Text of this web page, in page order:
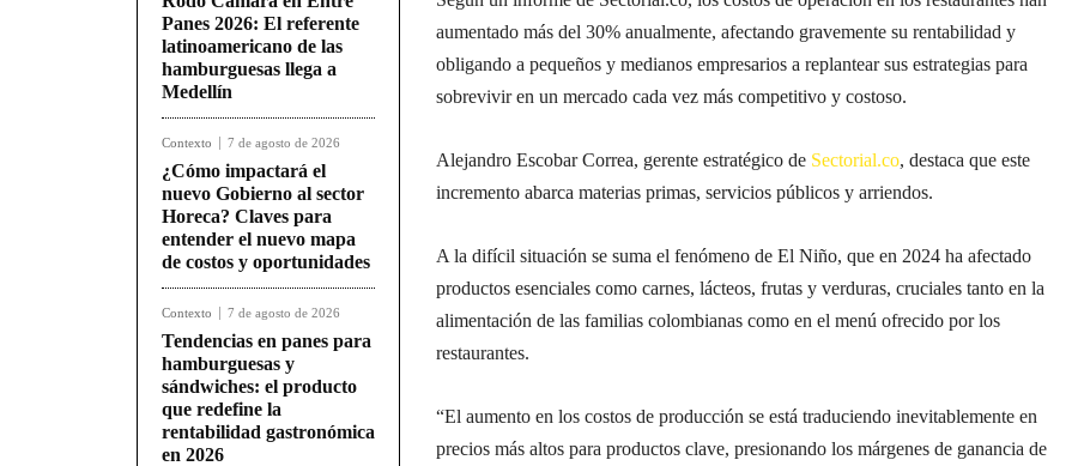
Panes 2026: El referente
latinoamericano de las
hamburguesas llega a
Medellín
Contexto 7 de agosto de 2026
¿Cómo impactará el
nuevo Gobierno al sector
Horeca? Claves para
entender el nuevo mapa
de costos y oportunidades
Contexto 7 de agosto de 2026
Tendencias en panes para
hamburguesas y
sándwiches: el producto
que redefine la
rentabilidad gastronómica
en 2026
aumentado más del 30% anualmente, afectando gravemente su rentabilidad y
obligando a pequeños y medianos empresarios a replantear sus estrategias para
sobrevivir en un mercado cada vez más competitivo y costoso.
Alejandro Escobar Correa, gerente estratégico de Sectorial.co, destaca que este
incremento abarca materias primas, servicios públicos y arriendos.
A la difícil situación se suma el fenómeno de El Niño, que en 2024 ha afectado
productos esenciales como carnes, lácteos, frutas y verduras, cruciales tanto en la
alimentación de las familias colombianas como en el menú ofrecido por los
restaurantes.
“El aumento en los costos de producción se está traduciendo inevitablemente en
precios más altos para productos clave, presionando los márgenes de ganancia de